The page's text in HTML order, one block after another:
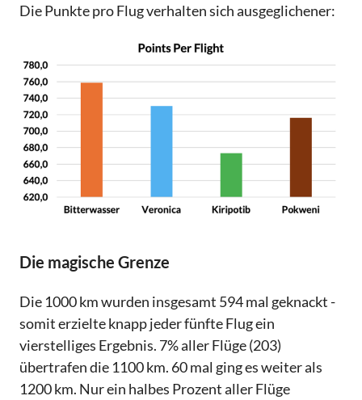
Die Punkte pro Flug verhalten sich ausgeglichener:
Die magische Grenze
Die 1000 km wurden insgesamt 594 mal geknackt -
somit erzielte knapp jeder fünfte Flug ein
vierstelliges Ergebnis. 7% aller Flüge (203)
übertrafen die 1100 km. 60 mal ging es weiter als
1200 km. Nur ein halbes Prozent aller Flüge